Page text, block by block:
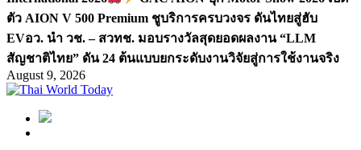
ตัว AION V 500 Premium ชูบริการครบวงจร ดันไทยสู่ฮับ
EVอว. นำ วช. – สวทช. มอบรางวัลสุดยอดผลงาน “LLM
สัญชาติไทย” ดัน 24 ต้นแบบยกระดับงานวิจัยสู่การใช้งานจริง
August 9, 2026